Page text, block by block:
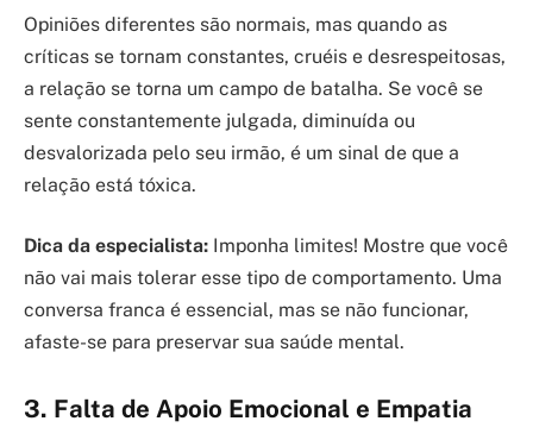
Opiniões diferentes são normais, mas quando as
críticas se tornam constantes, cruéis e desrespeitosas,
a relação se torna um campo de batalha. Se você se
sente constantemente julgada, diminuída ou
desvalorizada pelo seu irmão, é um sinal de que a
relação está tóxica.
Dica da especialista: Imponha limites! Mostre que você
não vai mais tolerar esse tipo de comportamento. Uma
conversa franca é essencial, mas se não funcionar,
afaste-se para preservar sua saúde mental.
3. Falta de Apoio Emocional e Empatia